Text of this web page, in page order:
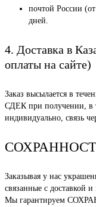
почтой России
дней.
4. Доставка в
оплаты на сайте)
Заказ высылается в
СДЕК при получении, в
индивидуально, связь
Заказывая у нас
связанные с доставкой
Мы гарантируем